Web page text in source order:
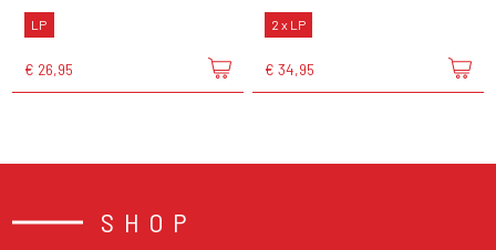
LP
€ 26,95
2 x LP
€ 34,95
SHOP